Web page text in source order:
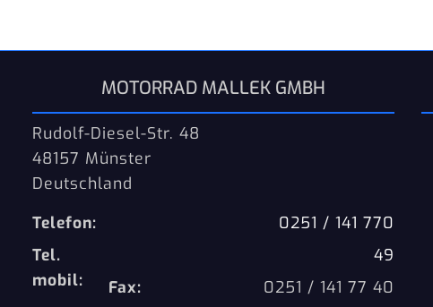
MOTORRAD MALLEK GMBH
Rudolf-Diesel-Str. 48
48157 Münster
Deutschland
Telefon:
0251 / 141 770
Tel.
mobil:
49
Fax:
0251 / 141 77 40